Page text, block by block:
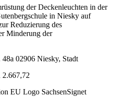
der Deckenleuchten in der
in Niesky auf
Reduzierung des
Minderung der
48a 02906 Niesky, Stadt